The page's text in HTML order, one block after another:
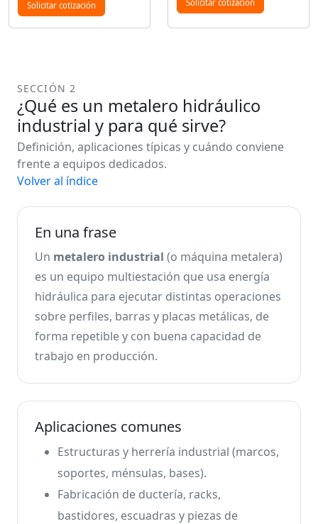
Solicitar cotización Solicitar cotización
SECCIÓN 2
¿Qué es un metalero hidráulico
industrial y para qué sirve?
Definición, aplicaciones típicas y cuándo conviene
frente a equipos dedicados.
Volver al índice
En una frase
Un metalero industrial (o máquina metalera)
es un equipo multiestación que usa energía
hidráulica para ejecutar distintas operaciones
sobre perfiles, barras y placas metálicas, de
forma repetible y con buena capacidad de
trabajo en producción.
Aplicaciones comunes
Estructuras y herrería industrial (marcos,
soportes, ménsulas, bases).
Fabricación de ductería, racks,
bastidores, escuadras y piezas de